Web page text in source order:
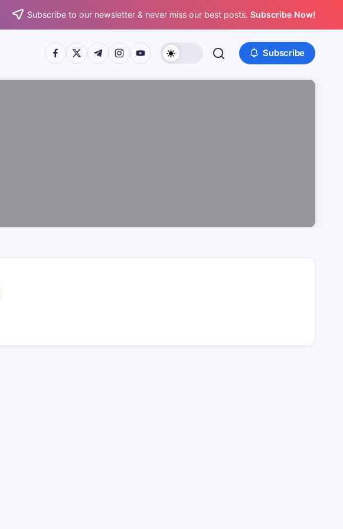
Subscribe to our newsletter & never miss our best posts. Subscribe Now!
https://www.facebook.com/
https://twitter.com/
https://t.me/
https://www.instagram.com/
https://youtube.com/ Subscribe